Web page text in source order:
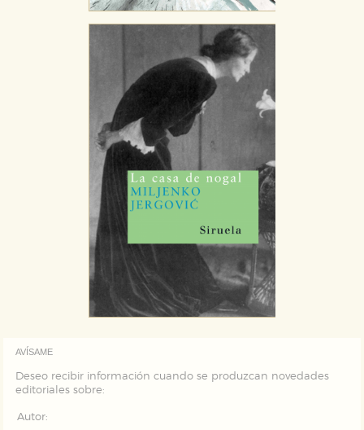
AVÍSAME
Deseo recibir información cuando se produzcan novedades
editoriales sobre:
Autor: